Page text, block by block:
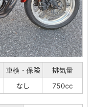
車検・保険
排気量
なし 750cc